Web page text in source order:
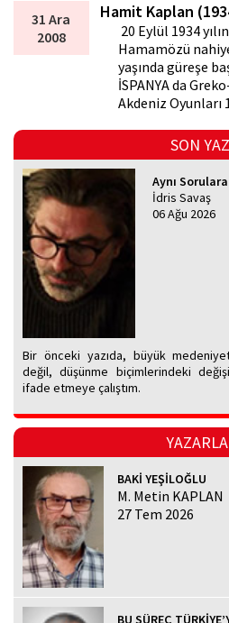
31 Ara
2008
Hamit Kaplan
20 Eylül 1934
Hamamözü
yaşında güreşe
İSPANYA da
Akdeniz Oyunları
SON
Aynı
İdris Savaş
06 Ağu 2026
Bir önceki yazıda, büyük
değil, düşünme biçimlerindeki
ifade etmeye çalıştım.
BAKİ YEŞİLOĞLU
M. Metin KAPLAN
27 Tem 2026
BU SÜREÇ